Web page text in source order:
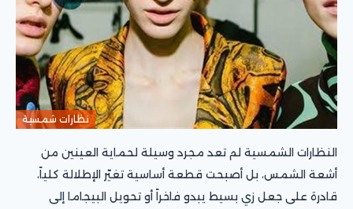
نظارات شمسية
النظارات الشمسية لم تعد مجرد وسيلة لحماية العينين من
أشعة الشمس، بل أصبحت قطعة أساسية تغيّر الإطلالة كلياً،
قادرة على جعل زي بسيط يبدو فاخراً أو تحويل البيجاما إلى